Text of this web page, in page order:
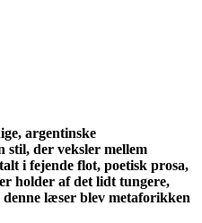
argentinske
der veksler mellem
i fejende flot, poetisk prosa,
holder af det lidt tungere,
læser blev metaforikken